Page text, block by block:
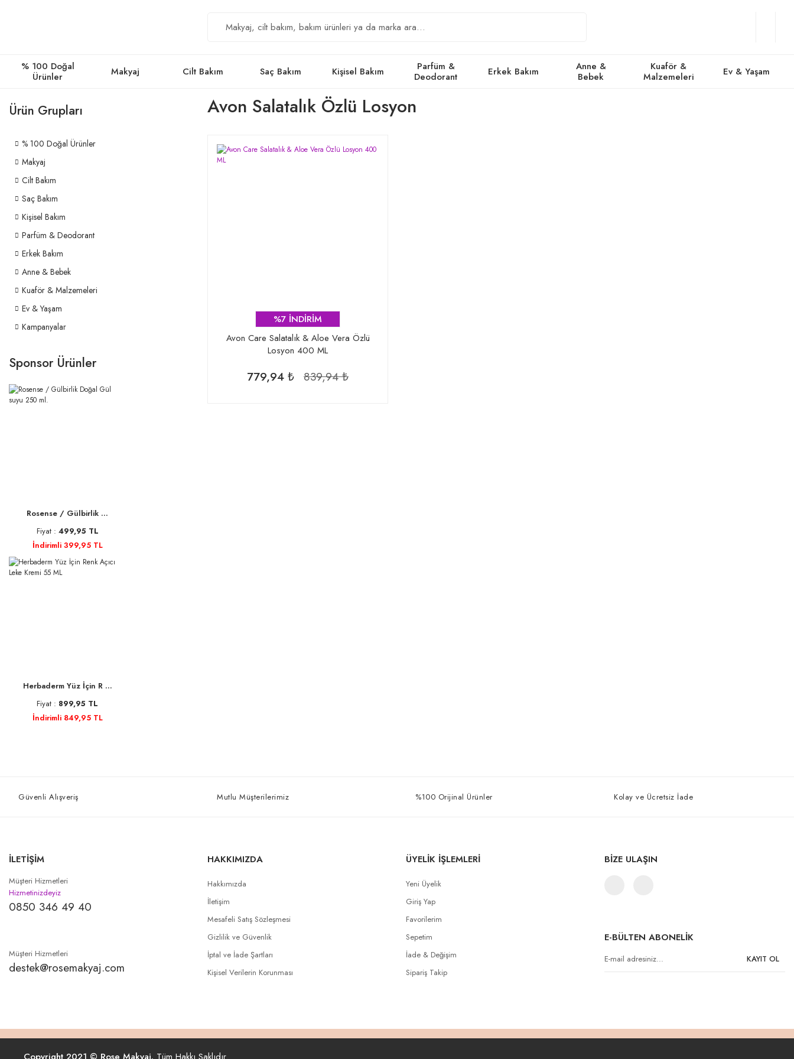
% 100 Doğal
Ürünler
Makyaj Cilt Bakım Saç Bakım Kişisel Bakım
Parfüm &
Deodorant
Erkek Bakım
Anne &
Bebek
Kuaför &
Malzemeleri
Ev & Yaşam
Ürün Grupları
% 100 Doğal Ürünler
Makyaj
Cilt Bakım
Saç Bakım
Kişisel Bakım
Parfüm & Deodorant
Erkek Bakım
Anne & Bebek
Kuaför & Malzemeleri
Ev & Yaşam
Kampanyalar
Sponsor Ürünler
Rosense / Gülbirlik ...
Fiyat : 499,95 TL
İndirimli 399,95 TL
Herbaderm Yüz İçin R ...
Fiyat : 899,95 TL
İndirimli 849,95 TL
Avon Salatalık Özlü Losyon
%7 İNDİRİM
Avon Care Salatalık & Aloe Vera Özlü
Losyon 400 ML
779,94 ₺ 839,94 ₺
Güvenli Alışveriş Mutlu Müşterilerimiz %100 Orijinal Ürünler Kolay ve Ücretsiz İade
İLETİŞİM
Müşteri Hizmetleri
Hizmetinizdeyiz
0850 346 49 40
Müşteri Hizmetleri
destek@rosemakyaj.com
HAKKIMIZDA
Hakkımızda
İletişim
Mesafeli Satış Sözleşmesi
Gizlilik ve Güvenlik
İptal ve İade Şartları
Kişisel Verilerin Korunması
ÜYELİK İŞLEMLERİ
Yeni Üyelik
Giriş Yap
Favorilerim
Sepetim
İade & Değişim
Sipariş Takip
BİZE ULAŞIN
E-BÜLTEN ABONELİK
KAYIT OL